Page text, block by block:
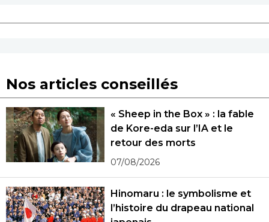
Nos articles conseillés
« Sheep in the Box » : la fable
de Kore-eda sur l’IA et le
retour des morts
07/08/2026
Hinomaru : le symbolisme et
l’histoire du drapeau national